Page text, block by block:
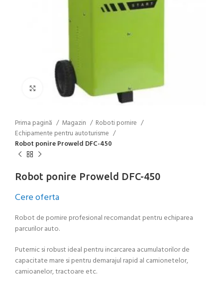
Click to enlarge
Prima pagină Magazin
Roboti pornire
Echipamente pentru autoturisme
Robot ponire Proweld DFC-450
Robot ponire Proweld DFC-450
Cere oferta
Robot de pornire profesional recomandat pentru echiparea
parcurilor auto.
Puternic si robust ideal pentru incarcarea acumulatorilor de
capacitate mare si pentru demarajul rapid al camionetelor,
camioanelor, tractoare etc.